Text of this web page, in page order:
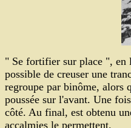
" Se fortifier sur place ", en
possible de creuser une
regroupe par binôme, alors
poussée sur l'avant. Une
côté. Au final, est obtenu
accalmies le permettent.